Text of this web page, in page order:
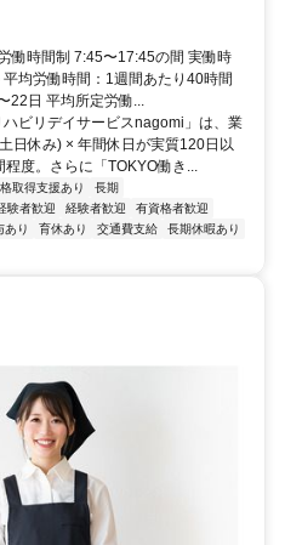
働時間制 7:45〜17:45の間 実働時
均労働時間：1週間あたり40時間
22日 平均所定労働...
ハビリデイサービスnagomi」は、業
日休み) × 年間休日が実質120日以
度。さらに「TOKYO働き...
取得支援あり
長期
験者歓迎 経験者歓迎
有資格者歓迎
あり 育休あり 交通費支給
長期休暇あり